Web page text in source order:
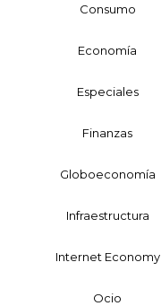
Consumo
Economía
Especiales
Finanzas
Globoeconomía
Infraestructura
Internet Economy
Ocio